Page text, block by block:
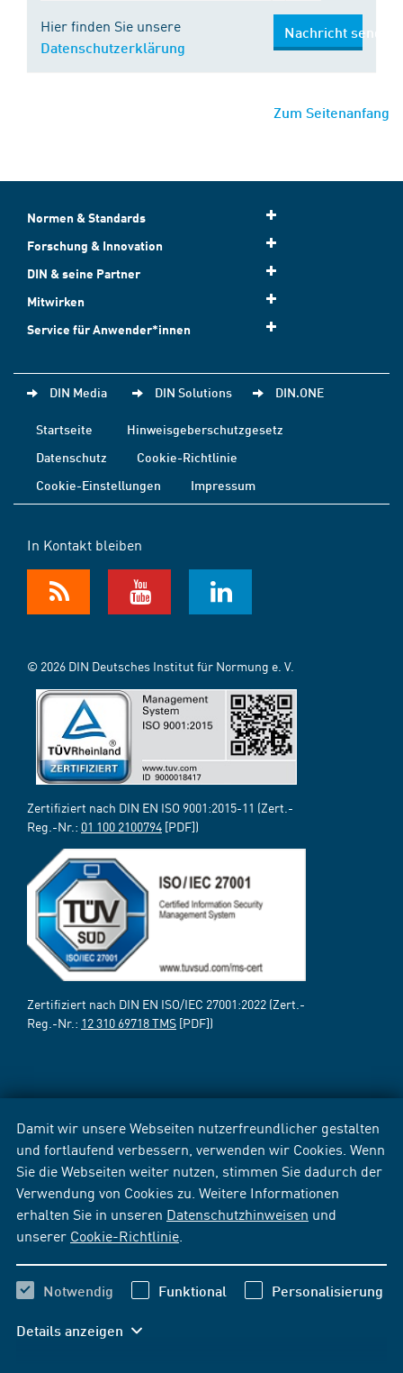
Damit wir unsere Webseiten nutzerfreundlicher gestalten
und fortlaufend verbessern, verwenden wir Cookies. Wenn
Sie die Webseiten weiter nutzen, stimmen Sie dadurch der
Verwendung von Cookies zu. Weitere Informationen
erhalten Sie in unseren Datenschutzhinweisen und
unserer Cookie-Richtlinie
Notwendig Funktional Personalisierung
Details anzeigen
Hier finden Sie unsere
Datenschutzerklärung
Nachricht senden
Zum Seitenanfang
Normen & Standards
Forschung & Innovation
DIN & seine Partner
Mitwirken
Service für Anwender*innen
DIN Media DIN Solutions DIN.ONE
Startseite
Hinweisgeberschutzgesetz
Datenschutz
Cookie-Richtlinie
Cookie-Einstellungen
Impressum
In Kontakt bleiben
© 2026 DIN Deutsches Institut für Normung e. V.
Zertifiziert nach DIN EN ISO 9001:2015-11 (Zert.-
Reg.-Nr.: 01 100 2100794 [PDF])
Zertifiziert nach DIN EN ISO/IEC 27001:2022 (Zert.-
Reg.-Nr.: 12 310 69718 TMS [PDF])